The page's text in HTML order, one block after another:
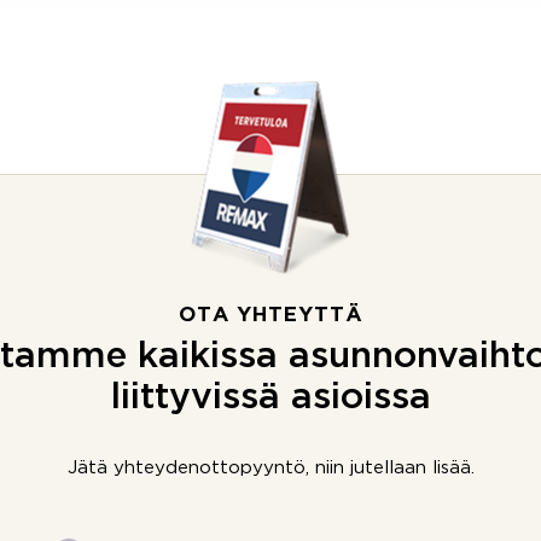
OTA YHTEYTTÄ
kaikissa
liittyvissä asioissa
Jätä yhteydenottopyyntö, niin jutellaan lisää.